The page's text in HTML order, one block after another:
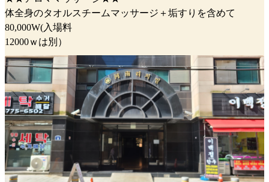
体全身のタオルスチームマッサージ＋垢すりを含めて
80,000W(入場料
12000ｗは別）